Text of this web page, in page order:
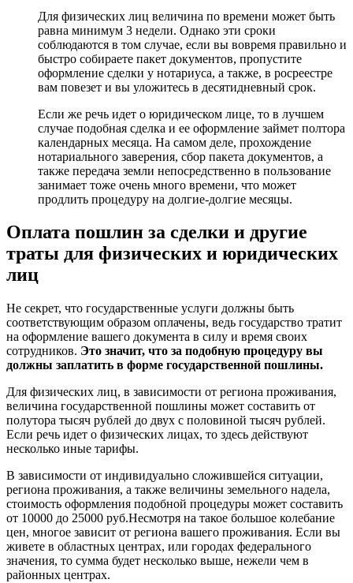
Для физических лиц величина по времени может быть
равна минимум 3 недели. Однако эти сроки
соблюдаются в том случае, если вы вовремя правильно и
быстро собираете пакет документов, пропустите
оформление сделки у нотариуса, а также, в росреестре
вам повезет и вы уложитесь в десятидневный срок.
Если же речь идет о юридическом лице, то в лучшем
случае подобная сделка и ее оформление займет полтора
календарных месяца. На самом деле, прохождение
нотариального заверения, сбор пакета документов, а
также передача земли непосредственно в пользование
занимает тоже очень много времени, что может
продлить процедуру на долгие-долгие месяцы.
Оплата пошлин за сделки и другие
траты для физических и юридических
лиц
Не секрет, что государственные услуги должны быть
соответствующим образом оплачены, ведь государство тратит
на оформление вашего документа в силу и время своих
сотрудников. Это значит, что за подобную процедуру вы
должны заплатить в форме государственной пошлины.
Для физических лиц, в зависимости от региона проживания,
величина государственной пошлины может составить от
полутора тысяч рублей до двух с половиной тысяч рублей.
Если речь идет о физических лицах, то здесь действуют
несколько иные тарифы.
В зависимости от индивидуально сложившейся ситуации,
региона проживания, а также величины земельного надела,
стоимость оформления подобной процедуры может составить
от 10000 до 25000 руб.Несмотря на такое большое колебание
цен, многое зависит от региона вашего проживания. Если вы
живете в областных центрах, или городах федерального
значения, то сумма будет несколько выше, нежели чем в
районных центрах.